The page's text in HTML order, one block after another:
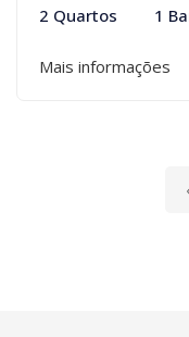
2 Quartos 1
Mais informações
‹